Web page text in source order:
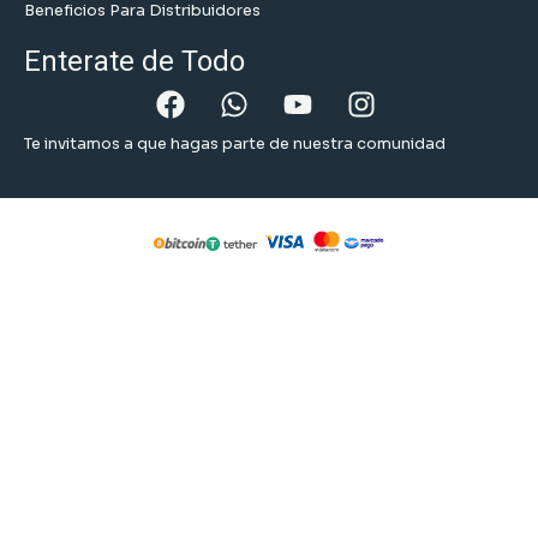
Beneficios Para Distribuidores
Enterate de Todo
Te invitamos a que hagas parte de nuestra comunidad